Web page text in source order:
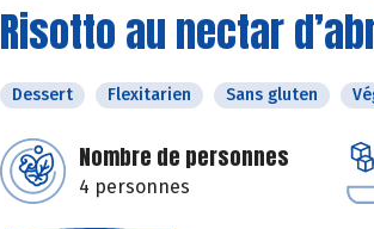
Risotto au nectar
Dessert Flexitarien Sans gluten
Nombre de personnes
4 personnes